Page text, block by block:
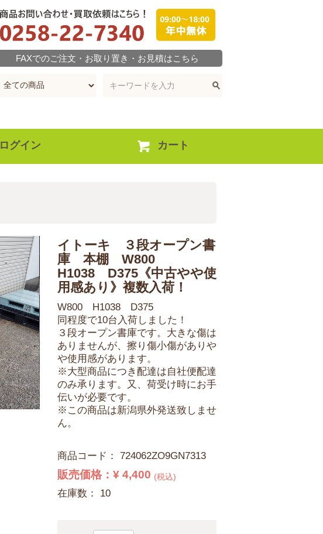
FAXでのご注文・お取り置き・お見積はこちら
ログイン カート
イトーキ ３段オープン書
庫 本棚 W800
H1038 D375《中古やや使
用感あり》複数入荷！
W800 H1038 D375
同程度で10台入荷しました！
３段オープン書庫です。大きな傷は
ありませんが、擦り傷小傷がありや
や使用感があります。
※大型商品につき配達は自社便配達
のみ承ります。又、荷受け時にお手
伝いが必要です。
※この商品は新潟県外発送致しませ
ん。
商品コード： 724062ZO9GN7313
販売価格： ¥ 4,400 (税込)
在庫数： 10